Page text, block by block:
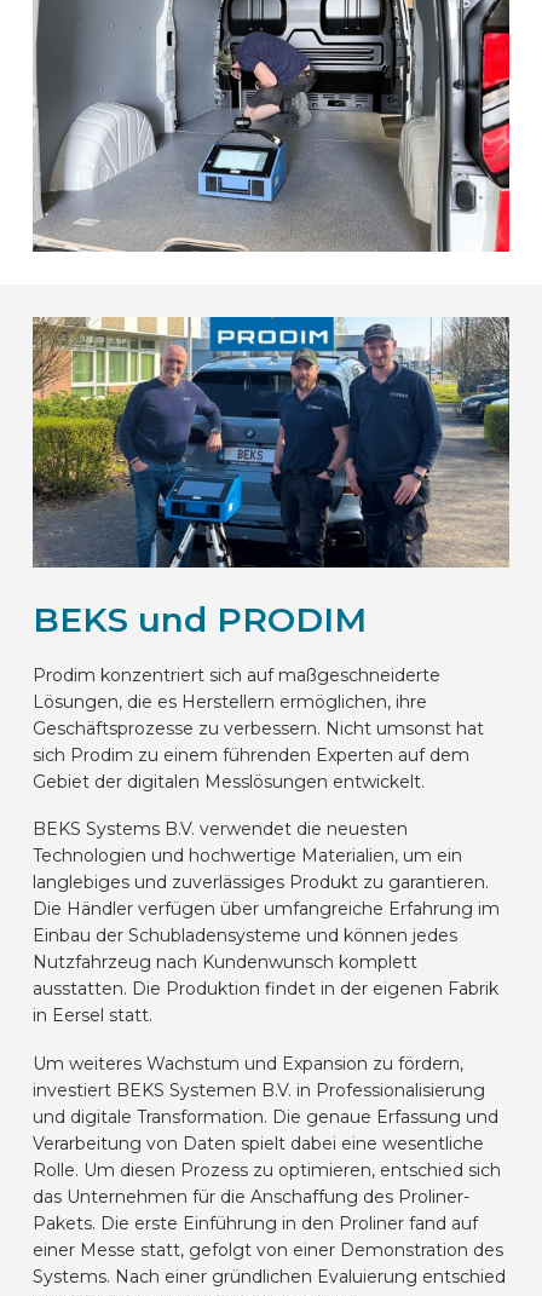
BEKS und PRODIM
Prodim konzentriert sich auf maßgeschneiderte
Lösungen, die es Herstellern ermöglichen, ihre
Geschäftsprozesse zu verbessern. Nicht umsonst hat
sich Prodim zu einem führenden Experten auf dem
Gebiet der digitalen Messlösungen entwickelt.
BEKS Systems B.V. verwendet die neuesten
Technologien und hochwertige Materialien, um ein
langlebiges und zuverlässiges Produkt zu garantieren.
Die Händler verfügen über umfangreiche Erfahrung im
Einbau der Schubladensysteme und können jedes
Nutzfahrzeug nach Kundenwunsch komplett
ausstatten. Die Produktion findet in der eigenen Fabrik
in Eersel statt.
Um weiteres Wachstum und Expansion zu fördern,
investiert BEKS Systemen B.V. in Professionalisierung
und digitale Transformation. Die genaue Erfassung und
Verarbeitung von Daten spielt dabei eine wesentliche
Rolle. Um diesen Prozess zu optimieren, entschied sich
das Unternehmen für die Anschaffung des Proliner-
Pakets. Die erste Einführung in den Proliner fand auf
einer Messe statt, gefolgt von einer Demonstration des
Systems. Nach einer gründlichen Evaluierung entschied